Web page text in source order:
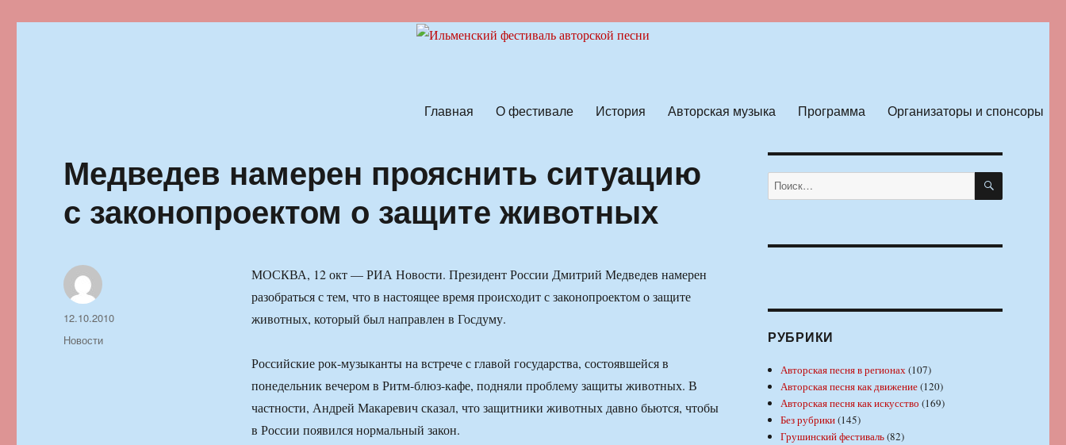
Главная О фестивале История Авторская музыка Программа Организаторы и спонсоры
Медведев намерен прояснить ситуацию
с законопроектом о защите животных
МОСКВА, 12 окт — РИА Новости. Президент России Дмитрий Медведев намерен
разобраться с тем, что в настоящее время происходит с законопроектом о защите
животных, который был направлен в Госдуму.
Российские рок-музыканты на встрече с главой государства, состоявшейся в
понедельник вечером в Ритм-блюз-кафе, подняли проблему защиты животных. В
частности, Андрей Макаревич сказал, что защитники животных давно бьются, чтобы
в России появился нормальный закон.
Автор
Опубликовано
12.10.2010
Рубрики
Новости
Искать: ПОИСК
РУБРИКИ
Авторская песня в регионах(107)
Авторская песня как движение(120)
Авторская песня как искусство (169)
Без рубрики(145)
Грушинский фестиваль(82)